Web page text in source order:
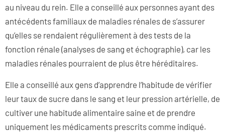
au niveau du rein. Elle a conseillé aux personnes ayant des
antécédents familiaux de maladies rénales de s’assurer
qu’elles se rendaient régulièrement à des tests de la
fonction rénale (analyses de sang et échographie), car les
maladies rénales pourraient de plus être héréditaires.
Elle a conseillé aux gens d’apprendre l’habitude de vérifier
leur taux de sucre dans le sang et leur pression artérielle, de
cultiver une habitude alimentaire saine et de prendre
uniquement les médicaments prescrits comme indiqué.